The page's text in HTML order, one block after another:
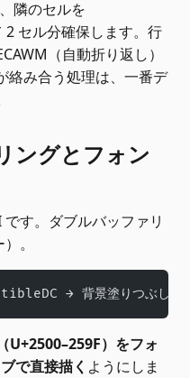
隣のセルを
2 セル分確保します。行
（自動折り返し）
絡み合う処理は、一番デ
ングとフォン
す。ダブルバッファリ
。
→ 背景塗りつぶ
U+2500–259F）をフォ
で直接描く ようにしま